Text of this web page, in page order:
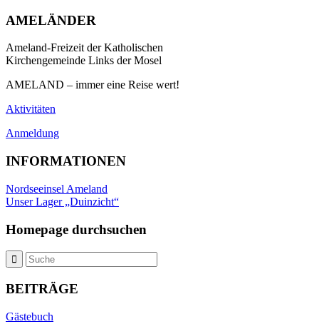
AMELÄNDER
Ameland-Freizeit der Katholischen
Kirchengemeinde Links der Mosel
AMELAND – immer eine Reise wert!
Aktivitäten
Anmeldung
INFORMATIONEN
Nordseeinsel Ameland
Unser Lager „Duinzicht“
Homepage durchsuchen
BEITRÄGE
Gästebuch